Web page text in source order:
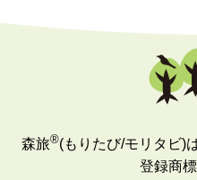
森旅®(もりたび/モリタビ)
登録商